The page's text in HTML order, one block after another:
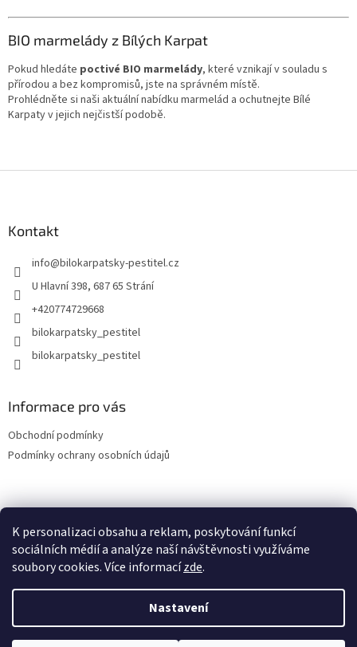
K personalizaci obsahu a reklam, poskytování funkcí
sociálních médií a analýze naší návštěvnosti využíváme
soubory cookies. Více informacízde.
Nastavení
BIO marmelády z Bílých Karpat
Pokud hledáte poctivé BIO marmelády, které vznikají v souladu s
přírodou a bez kompromisů, jste na správném místě.
Prohlédněte si naši aktuální nabídku marmelád a ochutnejte Bílé
Karpaty v jejich nejčistší podobě.
Kontakt
info@bilokarpatsky-pestitel.cz
U Hlavní 398, 687 65 Strání
+420774729668
bilokarpatsky_pestitel
Informace pro vás
Obchodní podmínky
Podmínky ochrany osobních údajů